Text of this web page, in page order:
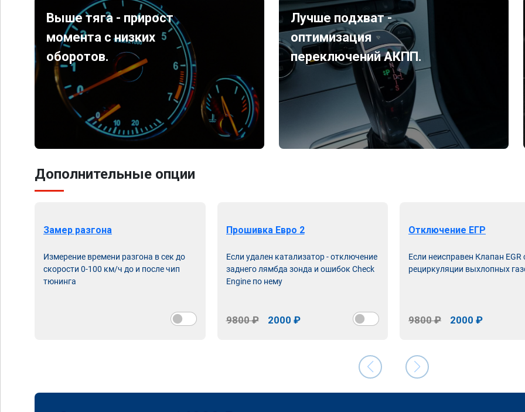
Выше тяга - прирост
момента с низких
оборотов.
Лучше подхват -
оптимизация
переключений АКПП.
Дополнительные опции
Замер разгона
Измерение времени разгона в сек до
скорости 0-100 км/ч до и после чип
тюнинга
Прошивка Евро 2
Если удален катализатор - отключение
заднего лямбда зонда и ошибок Check
Engine по нему
9800 ₽ 2000 ₽
Отключение ЕГР
Если неисправен Клапан EGR
рециркуляции выхлопных
9800 ₽ 2000 ₽